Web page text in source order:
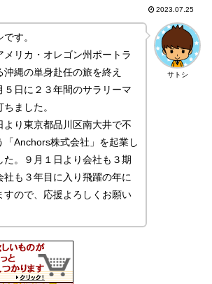
2023.07.25
サトシ
す。
メリカ・オレゴン州ポートラ
沖縄の単身赴任の旅を終え
５日に２３年間のサラリーマ
ました。
より東京都品川区南大井で不
「Anchors株式会社」を起業し
た。９月１日より会社も３期
社も３年目に入り飛躍の年に
すので、応援よろしくお願い